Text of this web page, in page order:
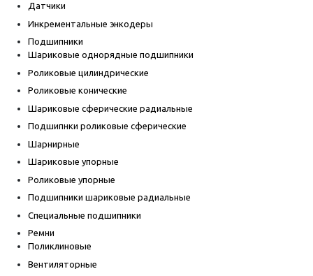
Датчики
Инкрементальные энкодеры
Подшипники
Шариковые однорядные подшипники
Роликовые цилиндрические
Роликовые конические
Шариковые сферические радиальные
Подшипнки роликовые сферические
Шарнирные
Шариковые упорные
Роликовые упорные
Подшипники шариковые радиальные
Специальные подшипники
Ремни
Поликлиновые
Вентиляторные